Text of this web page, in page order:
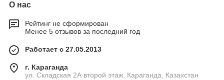
О нас
Рейтинг не сформирован
Менее 5 отзывов за последний год
Работает с 27.05.2013
г. Караганда
ул. Складская 2А второй этаж, Караганда, Казахстан